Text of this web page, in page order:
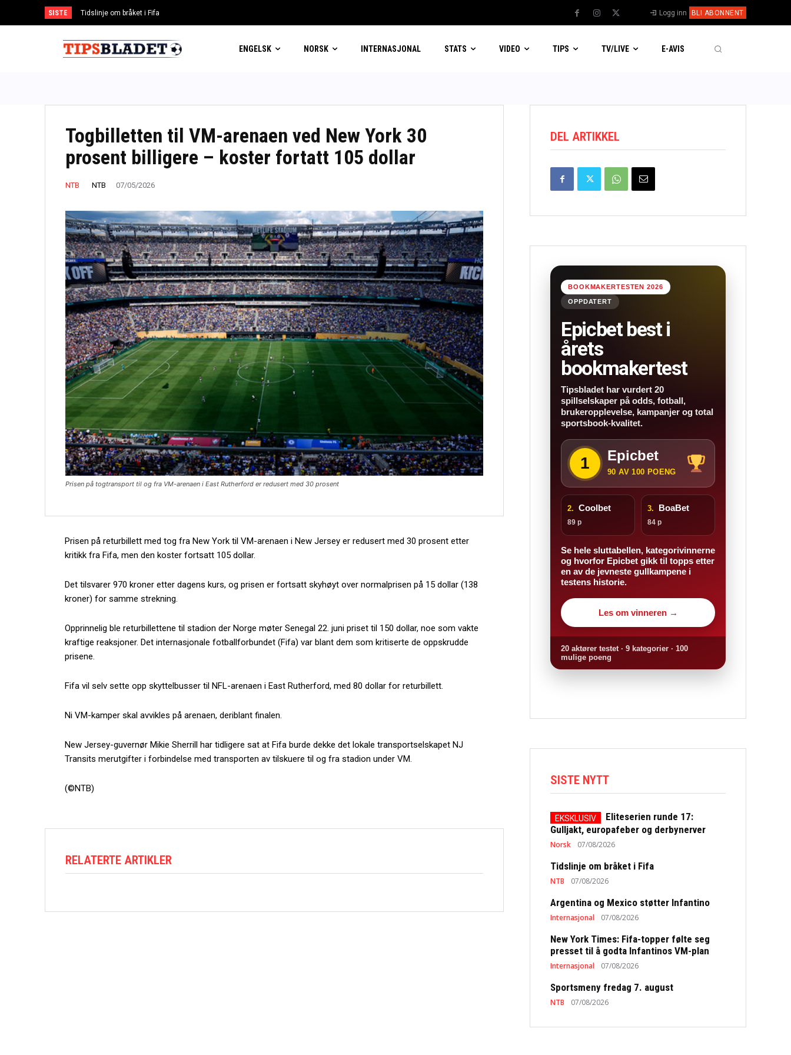
SISTE Tidslinje om bråket i Fifa
Argentina og Mexico støtter Infantino Logg inn BLI ABONNENT
ENGELSK NORSK INTERNASJONAL STATS VIDEO TIPS TV/LIVE E-AVIS
Togbilletten til VM-arenaen ved New York 30
prosent billigere – koster fortatt 105 dollar
NTB NTB 07/05/2026
Prisen på togtransport til og fra VM-arenaen i East Rutherford er redusert med 30 prosent
Prisen på returbillett med tog fra New York til VM-arenaen i New Jersey er redusert med 30 prosent etter
kritikk fra Fifa, men den koster fortsatt 105 dollar.
Det tilsvarer 970 kroner etter dagens kurs, og prisen er fortsatt skyhøyt over normalprisen på 15 dollar (138
kroner) for samme strekning.
Opprinnelig ble returbillettene til stadion der Norge møter Senegal 22. juni priset til 150 dollar, noe som vakte
kraftige reaksjoner. Det internasjonale fotballforbundet (Fifa) var blant dem som kritiserte de oppskrudde
prisene.
Fifa vil selv sette opp skyttelbusser til NFL-arenaen i East Rutherford, med 80 dollar for returbillett.
Ni VM-kamper skal avvikles på arenaen, deriblant finalen.
New Jersey-guvernør Mikie Sherrill har tidligere sat at Fifa burde dekke det lokale transportselskapet NJ
Transits merutgifter i forbindelse med transporten av tilskuere til og fra stadion under VM.
(©NTB)
RELATERTE ARTIKLER
DEL ARTIKKEL
BOOKMAKERTESTEN 2026
OPPDATERT
Epicbet best i
årets
bookmakertest
Tipsbladet har vurdert 20
spillselskaper på odds, fotball,
brukeropplevelse, kampanjer og total
sportsbook-kvalitet.
1 Epicbet
90 AV 100 POENG
2. Coolbet
89 p
3. BoaBet
84 p
Se hele sluttabellen, kategorivinnerne
og hvorfor Epicbet gikk til topps etter
en av de jevneste gullkampene i
testens historie.
Les om vinneren →
20 aktører testet · 9 kategorier · 100
mulige poeng
SISTE NYTT
Eliteserien runde 17:
Gulljakt, europafeber og derbynerver
Norsk 07/08/2026
Tidslinje om bråket i Fifa
NTB 07/08/2026
Argentina og Mexico støtter Infantino
Internasjonal 07/08/2026
New York Times: Fifa-topper følte seg
presset til å godta Infantinos VM-plan
Internasjonal 07/08/2026
Sportsmeny fredag 7. august
NTB 07/08/2026